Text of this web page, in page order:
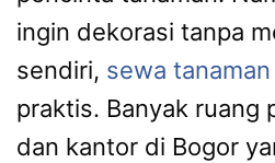
ingin dekorasi tanpa
sendiri, sewa tanaman
praktis. Banyak ruang
dan kantor di Bogor